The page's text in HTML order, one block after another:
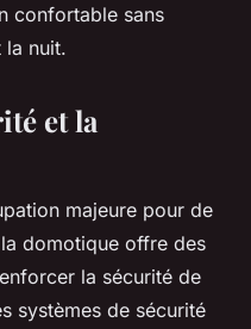
confortable sans
la nuit.
et la
majeure pour de
domotique offre des
la sécurité de
systèmes de sécurité